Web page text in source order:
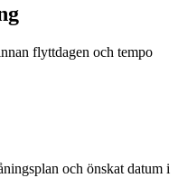
flyttdagen och tempo
och önskat datum i